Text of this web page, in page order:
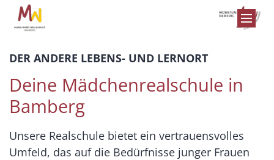
Zum Inhalt springen
DER ANDERE LEBENS- UND LERNORT
Deine Mädchenrealschule in
Bamberg
Unsere Realschule bietet ein vertrauensvolles
Umfeld, das auf die Bedürfnisse junger Frauen